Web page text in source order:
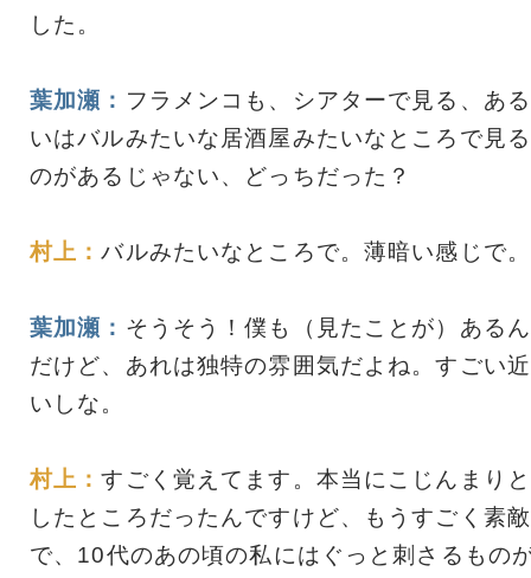
した。
葉加瀬： フラメンコも、シアターで見る、ある
いはバルみたいな居酒屋みたいなところで見る
のがあるじゃない、どっちだった？
村上：バルみたいなところで。薄暗い感じで。
葉加瀬： そうそう！僕も（見たことが）あるん
だけど、あれは独特の雰囲気だよね。すごい近
いしな。
村上：すごく覚えてます。本当にこじんまりと
したところだったんですけど、もうすごく素敵
で、10代のあの頃の私にはぐっと刺さるもの